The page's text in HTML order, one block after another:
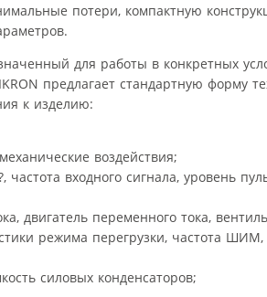
потери, компактную
для работы в конкретных
предлагает стандартную форму
к изделию:
воздействия;
входного сигнала, уровень
двигатель переменного тока,
режима перегрузки, частота ШИМ,
силовых конденсаторов;